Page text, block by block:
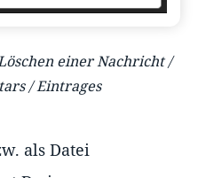
einer Nachricht /
/ Eintrages
als Datei